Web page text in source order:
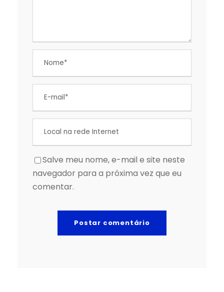
Salve meu nome, e-mail e site neste
navegador para a próxima vez que eu
comentar.